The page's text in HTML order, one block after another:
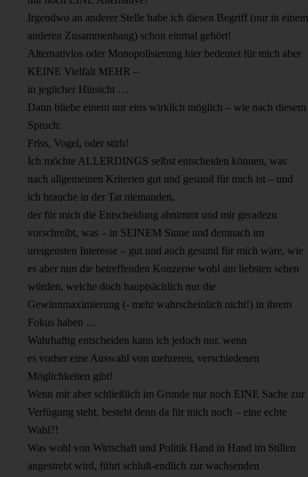
Irgendwo an anderer Stelle habe ich diesen Begriff (nur in einem
anderen Zusammenhang) schon einmal gehört!
Alternativlos oder Monopolisierung hier bedeutet für mich aber
KEINE Vielfalt MEHR –
in jeglicher Hinsicht …
Dann bliebe einem nur eins wirklich möglich – wie nach diesem
Spruch:
Friss, Vogel, oder stirb!
Ich möchte ALLERDINGS selbst entscheiden können, was
nach allgemeinen Kriterien gut und gesund für mich ist – und
ich brauche in der Tat niemanden,
der für mich die Entscheidung abnimmt und mir geradezu
vorschreibt, was – in SEINEM Sinne und demnach im
ureigensten Interesse – gut und auch gesund für mich wäre, wie
es aber nun die betreffenden Konzerne wohl am liebsten sehen
würden, welche doch hauptsächlich nur die
Gewinnmaximierung (- mehr wahrscheinlich nicht!) in ihrem
Fokus haben …
Wahrhaftig entscheiden kann ich jedoch nur, wenn
es vorher eine Auswahl von mehreren, verschiedenen
Möglichkeiten gibt!
Wenn mir aber schließlich im Grunde nur noch EINE Sache zur
Verfügung steht, besteht denn da für mich noch – eine echte
Wahl?!
Was wohl von Wirtschaft und Politik Hand in Hand im Stillen
angestrebt wird, führt schluß-endlich zur wachsenden